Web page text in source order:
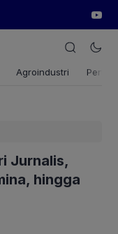
Agroindustri
Jurnalis,
hingga